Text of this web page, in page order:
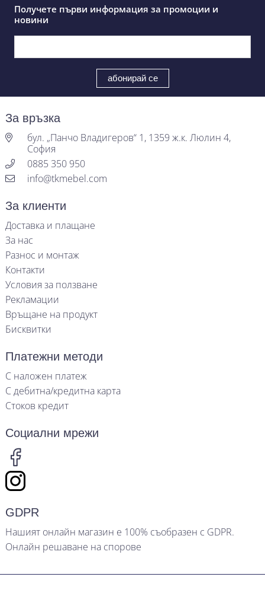
Получете първи информация за промоции и
новини
За връзка
бул. „Панчо Владигеров“ 1, 1359 ж.к. Люлин 4,
София
0885 350 950
info@tkmebel.com
За клиенти
Доставка и плащане
За нас
Разнос и монтаж
Контакти
Условия за ползване
Рекламации
Връщане на продукт
Бисквитки
Платежни методи
С наложен платеж
С дебитна/кредитна карта
Стоков кредит
Социални мрежи
GDPR
Нашият онлайн магазин е 100% съобразен с GDPR.
Онлайн решаване на спорове